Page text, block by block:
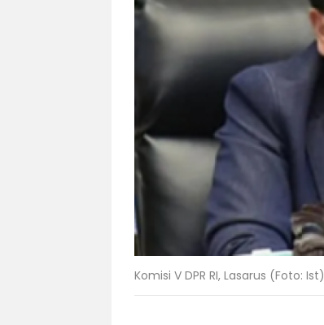
Komisi V DPR RI, Lasarus (Foto: Ist)